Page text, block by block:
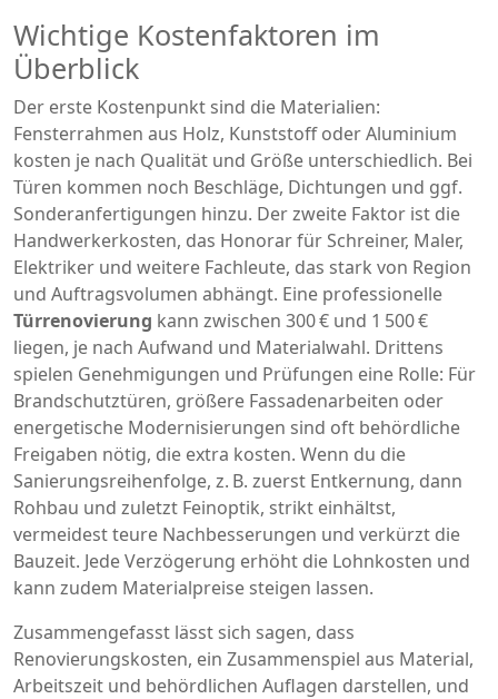
Wichtige Kostenfaktoren im
Überblick
Der erste Kostenpunkt sind die Materialien:
Fensterrahmen aus Holz, Kunststoff oder Aluminium
kosten je nach Qualität und Größe unterschiedlich. Bei
Türen kommen noch Beschläge, Dichtungen und ggf.
Sonderanfertigungen hinzu. Der zweite Faktor ist die
Handwerkerkosten, das Honorar für Schreiner, Maler,
Elektriker und weitere Fachleute, das stark von Region
und Auftragsvolumen abhängt. Eine professionelle
Türrenovierung kann zwischen 300 € und 1 500 €
liegen, je nach Aufwand und Materialwahl. Drittens
spielen Genehmigungen und Prüfungen eine Rolle: Für
Brandschutztüren, größere Fassadenarbeiten oder
energetische Modernisierungen sind oft behördliche
Freigaben nötig, die extra kosten. Wenn du die
Sanierungsreihenfolge, z. B. zuerst Entkernung, dann
Rohbau und zuletzt Feinoptik, strikt einhältst,
vermeidest teure Nachbesserungen und verkürzt die
Bauzeit. Jede Verzögerung erhöht die Lohnkosten und
kann zudem Materialpreise steigen lassen.
Zusammengefasst lässt sich sagen, dass
Renovierungskosten, ein Zusammenspiel aus Material,
Arbeitszeit und behördlichen Auflagen darstellen, und